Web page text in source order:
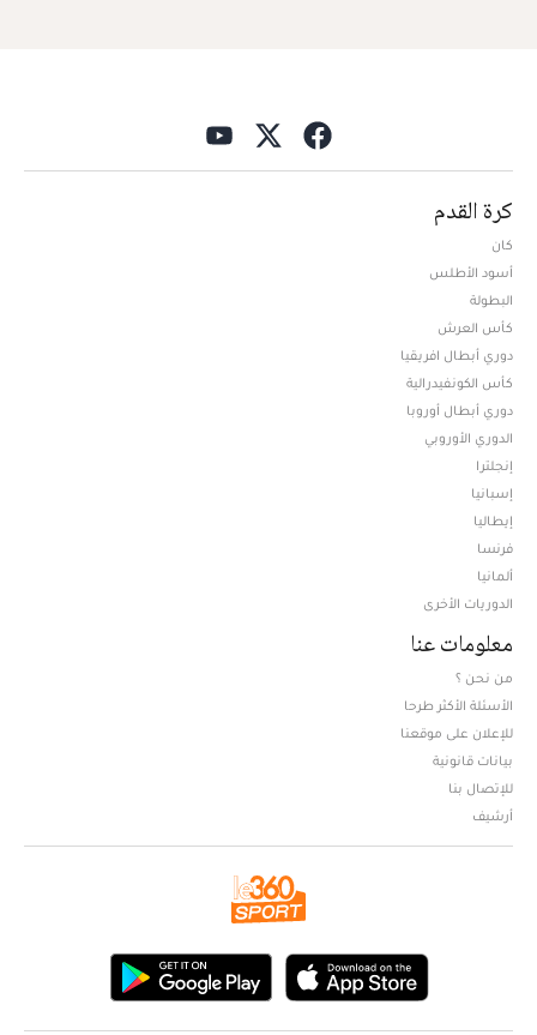
كرة القدم
كان
أسود الأطلس
البطولة
كأس العرش
دوري أبطال افريقيا
كأس الكونفيدرالية
دوري أبطال أوروبا
الدوري الأوروبي
إنجلترا
إسبانيا
إيطاليا
فرنسا
ألمانيا
الدوريات الأخرى
معلومات عنا
من نحن ؟
الأسئلة الأكثر طرحا
للإعلان على موقعنا
بيانات قانونية
للإتصال بنا
أرشيف